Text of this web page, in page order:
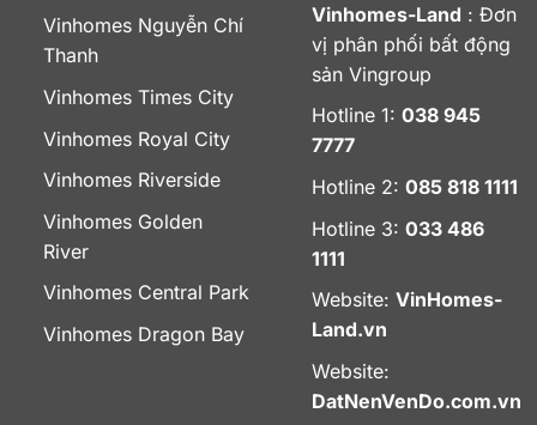
Vinhomes Nguyễn Chí
Thanh
Vinhomes Times City
Vinhomes Royal City
Vinhomes Riverside
Vinhomes Golden
River
Vinhomes Central Park
Vinhomes Dragon Bay
Vinhomes-Land : Đơn
vị phân phối bất động
sản Vingroup
Hotline 1: 038 945
7777
Hotline 2: 085 818 1111
Hotline 3: 033 486
1111
Website: VinHomes-
Land.vn
Website:
DatNenVenDo.com.vn